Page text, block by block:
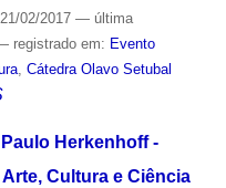
02/2017 — última
registrado em: Evento
, Cátedra Olavo Setubal
Herkenhoff -
Cultura e Ciência